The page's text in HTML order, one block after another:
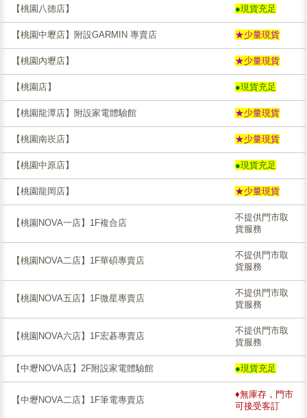
【桃園八德店】 ●現貨充足
【桃園中壢店】附設GARMIN 專賣店 ★少量現貨
【桃園內壢店】 ★少量現貨
【桃園店】 ●現貨充足
【桃園龍潭店】附設家電體驗館 ★少量現貨
【桃園南崁店】 ★少量現貨
【桃園中原店】 ●現貨充足
【桃園龍岡店】 ★少量現貨
【桃園NOVA一店】1F複合店
不提供門市取
貨服務
【桃園NOVA二店】1F華碩專賣店
不提供門市取
貨服務
【桃園NOVA五店】1F微星專賣店
不提供門市取
貨服務
【桃園NOVA六店】1F宏碁專賣店
不提供門市取
貨服務
【中壢NOVA店】2F附設家電體驗館 ●現貨充足
【中壢NOVA二店】1F筆電專賣店
♦無庫存，門市
可接受客訂